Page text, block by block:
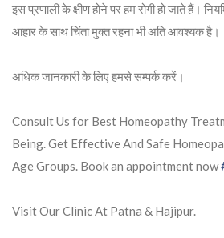
इस प्रणाली के क्षीण होने पर हम रोगी हो जाते हैं।
आहार के साथ चिंता मुक्त रहना भी अति आवश्यक है।
अधिक जानकारी के लिए हमसे सम्पर्क करें।
Consult Us for Best Homeopathy
Being. Get Effective And Safe
Age Groups. Book an appointment now
Visit Our Clinic At Patna & Hajipur.